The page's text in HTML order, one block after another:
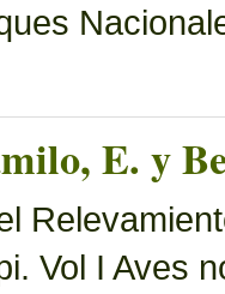
E. y
Vol I Aves